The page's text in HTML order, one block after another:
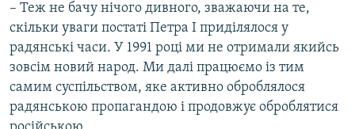
– Теж не бачу нічого дивного, зважаючи на те,
скільки уваги постаті Петра І приділялося у
радянські часи. У 1991 році ми не отримали якийсь
зовсім новий народ. Ми далі працюємо із тим
самим суспільством, яке активно оброблялося
радянською пропагандою і продовжує оброблятися